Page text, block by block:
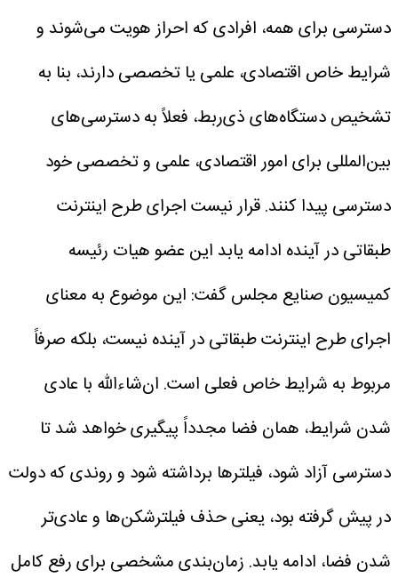
دسترسی برای همه، افرادی که احراز هویت می‌شوند و
شرایط خاص اقتصادی، علمی یا تخصصی دارند، بنا به
تشخیص دستگاه‌های ذی‌ربط، فعلاً به دسترسی‌های
بین‌المللی برای امور اقتصادی، علمی و تخصصی خود
دسترسی پیدا کنند.قرار نیست اجرای طرح اینترنت
طبقاتی در آینده ادامه یابداین عضو هیات رئیسه
کمیسیون صنایع مجلس گفت: این موضوع به معنای
اجرای طرح اینترنت طبقاتی در آینده نیست، بلکه صرفاً
مربوط به شرایط خاص فعلی است. ان‌شاءالله با عادی
شدن شرایط، همان فضا مجدداً پیگیری خواهد شد تا
دسترسی آزاد شود، فیلترها برداشته شود و روندی که دولت
در پیش گرفته بود، یعنی حذف فیلترشکن‌ها و عادی‌تر
شدن فضا، ادامه یابد. زمان‌بندی مشخصی برای رفع کامل